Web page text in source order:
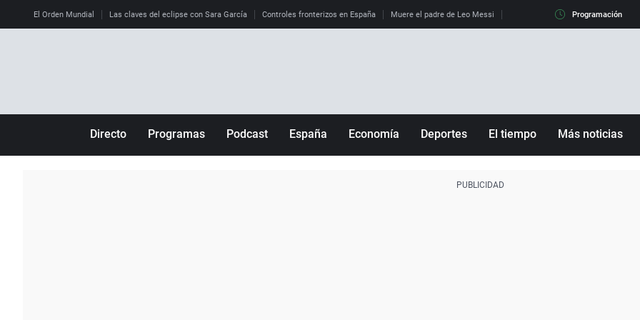
El Orden Mundial Las claves del eclipse con Sara García Controles fronterizos en España Muere el padre de Leo Messi La diferencia entre observar el
Programación
Directo Programas Podcast España Economía Deportes El tiempo Más noticias